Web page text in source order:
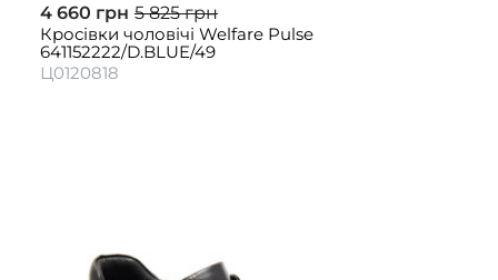
4 660 грн 5 825 грн
Кросівки чоловічі Welfare Pulse
641152222/D.BLUE/49
Ц0120818